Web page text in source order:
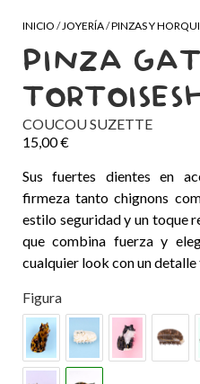
INICIO /JOYERÍA/PINZAS Y
PINZA
COUCOU SUZETTE
15,00€
Sus fuertes dientes en
firmeza tanto chignons
estilo seguridad y un toque
que combina fuerza y
cualquier look con un
Figura